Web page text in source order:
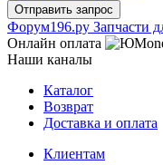
Фoрум196.ру Запчасти
Онлайн оплата
Наши каналы
Каталог
Возврат
Доставка и оплата
Клиентам